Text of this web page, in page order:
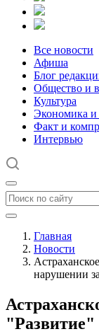
Все новости
Афиша
Блог
Общество и
Культура
Экономика и
Факт и
Интервью
Главная
Новости
нарушении
"Развитие"